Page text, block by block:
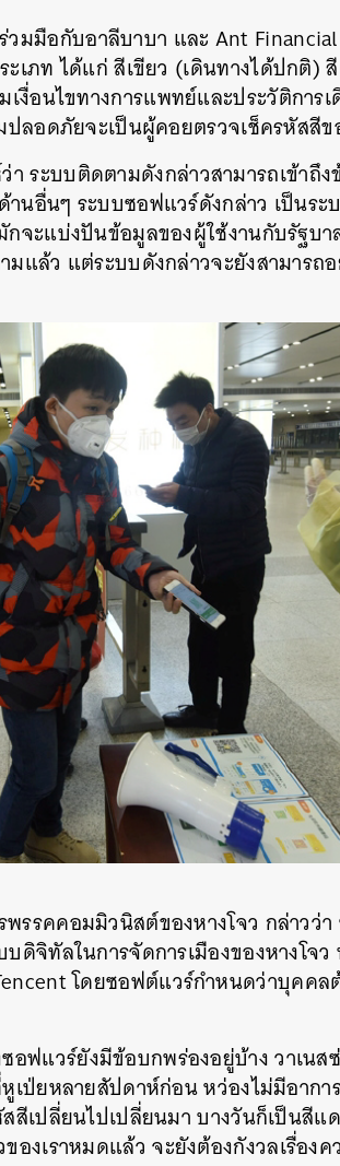
วมมือกับอาลีบาบา และ Ant
เภท ได้แก่ สีเขียว (เดินทางได้ปกติ)
เงื่อนไขทางการแพทย์และประวัติการ
ปลอดภัยจะเป็นผู้คอยตรวจเช็ครหัสสี
า ระบบติดตามดังกล่าวสามารถเข้า
นอื่นๆ ระบบซอฟแวร์ดังกล่าว เป็นร
จะแบ่งปันข้อมูลของผู้ใช้งานกับรัฐบ
แล้ว แต่ระบบดังกล่าวจะยังสามารถ
พรรคคอมมิวนิสต์ของหางโจว กล่าว
ดิจิทัลในการจัดการเมืองของหางโจ
โดยซอฟต์แวร์กำหนดว่าบุคค
อฟแวร์ยังมีข้อบกพร่องอยู่บ้าง วาเนส
เป่ยหลายสัปดาห์ก่อน หว่องไม่มีอาก
สีเปลี่ยนไปเปลี่ยนมา บางวันก็เป็นสีแ
งเราหมดแล้ว จะยังต้องกังวลเรื่อง
SHARE TWEET